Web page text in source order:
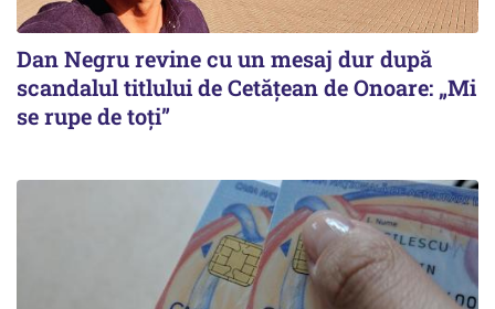
Dan Negru revine cu un mesaj dur după
scandalul titlului de Cetățean de Onoare: „Mi
se rupe de toți”